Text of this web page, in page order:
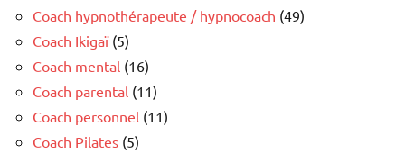
Coach hypnothérapeute / hypnocoach (49)
Coach Ikigaï(5)
Coach mental (16)
Coach parental (11)
Coach personnel (11)
Coach Pilates (5)